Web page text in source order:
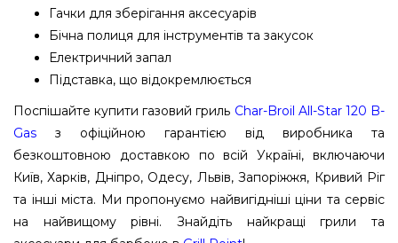
Гачки для зберігання аксесуарів
Бічна полиця для інструментів та закусок
Електричний запал
Підставка, що відокремлюється
Поспішайте купити газовий гриль Char-Broil All-Star 120 B-
Gas з офіційною гарантією від виробника та
безкоштовною доставкою по всій Україні, включаючи
Київ, Харків, Дніпро, Одесу, Львів, Запоріжжя, Кривий Ріг
та інші міста. Ми пропонуємо найвигідніші ціни та сервіс
на найвищому рівні. Знайдіть найкращі грили та